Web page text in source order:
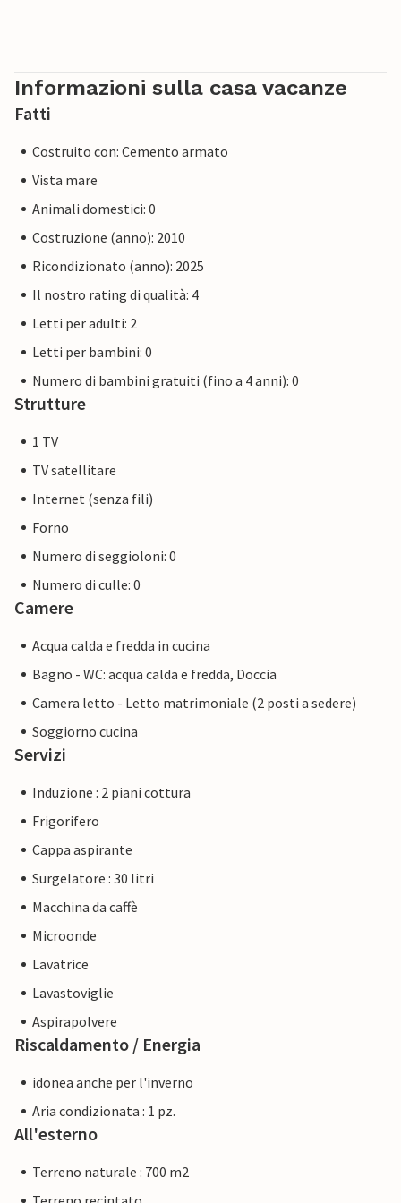
Informazioni sulla casa vacanze
Fatti
Costruito con: Cemento armato
Vista mare
Animali domestici: 0
Costruzione (anno): 2010
Ricondizionato (anno): 2025
Il nostro rating di qualità: 4
Letti per adulti: 2
Letti per bambini: 0
Numero di bambini gratuiti (fino a 4 anni): 0
Strutture
1 TV
TV satellitare
Internet (senza fili)
Forno
Numero di seggioloni: 0
Numero di culle: 0
Camere
Acqua calda e fredda in cucina
Bagno - WC: acqua calda e fredda, Doccia
Camera letto - Letto matrimoniale (2 posti a sedere)
Soggiorno cucina
Servizi
Induzione : 2 piani cottura
Frigorifero
Cappa aspirante
Surgelatore : 30 litri
Macchina da caffè
Microonde
Lavatrice
Lavastoviglie
Aspirapolvere
Riscaldamento / Energia
idonea anche per l'inverno
Aria condizionata : 1 pz.
All'esterno
Terreno naturale : 700 m2